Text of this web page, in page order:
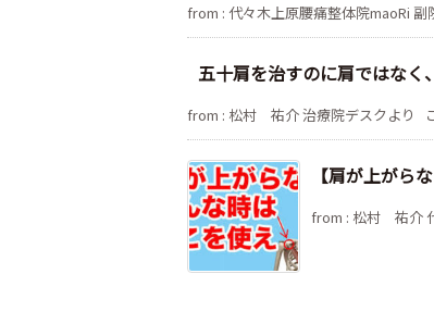
from : 代々木上原腰痛整体院maoRi 副
五十肩を治すのに肩ではなく
from : 松村 祐介 治療院デスクより
【肩が上がら
from : 松村 祐介